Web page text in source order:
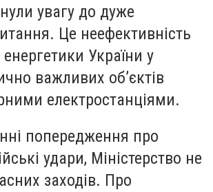
увагу до дуже
Це неефективність
енергетики України у
важливих об’єктів
електростанціями.
попередження про
удари, Міністерство не
заходів. Про